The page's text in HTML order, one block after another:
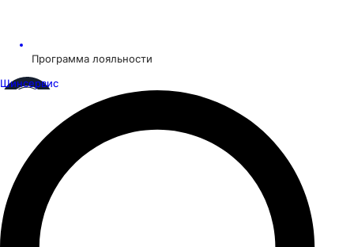
Программа лояльности
Шинсервис